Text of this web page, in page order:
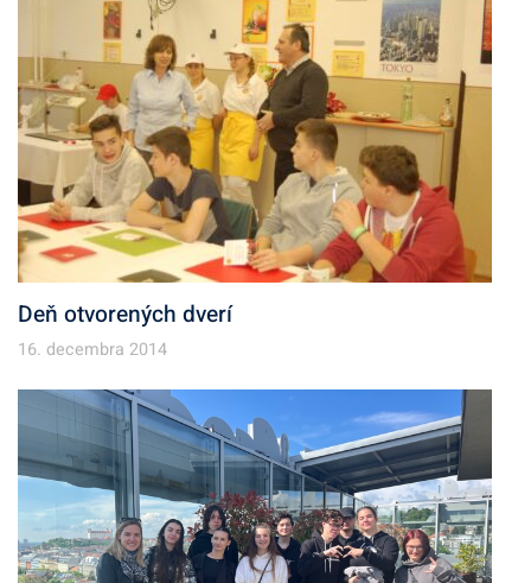
Deň otvorených dverí
16. decembra 2014